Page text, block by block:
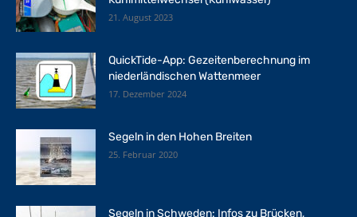
21. August 2023
QuickTide-App: Gezeitenberechnung im
niederländischen Wattenmeer
17. Dezember 2024
Segeln in den Hohen Breiten
25. Februar 2020
Segeln in Schweden: Infos zu Brücken,